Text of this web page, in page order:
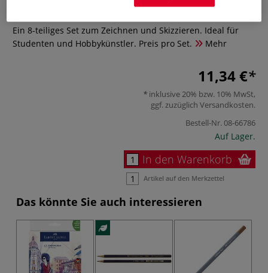
0 Bewertungen
Ein 8-teiliges Set zum Zeichnen und Skizzieren. Ideal für
Studenten und Hobbykünstler. Preis pro Set.
Mehr
11,34 €
inklusive 20% bzw. 10% MwSt,
ggf. zuzüglich Versandkosten.
Bestell-Nr.08-66786
Auf Lager.
In den Warenkorb
Artikel auf den Merkzettel
Das könnte Sie auch interessieren